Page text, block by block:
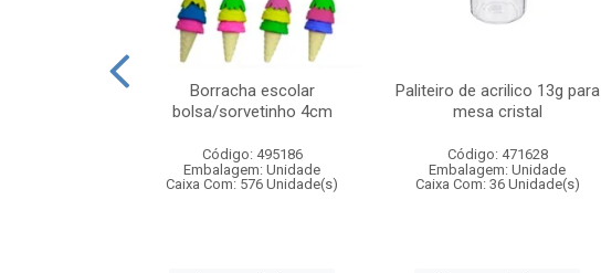
Borracha escolar
bolsa/sorvetinho 4cm
Código: 495186
Embalagem: Unidade
Caixa Com: 576 Unidade(s)
Paliteiro de acrilico 13g para
mesa cristal
Código: 471628
Embalagem: Unidade
Caixa Com: 36 Unidade(s)